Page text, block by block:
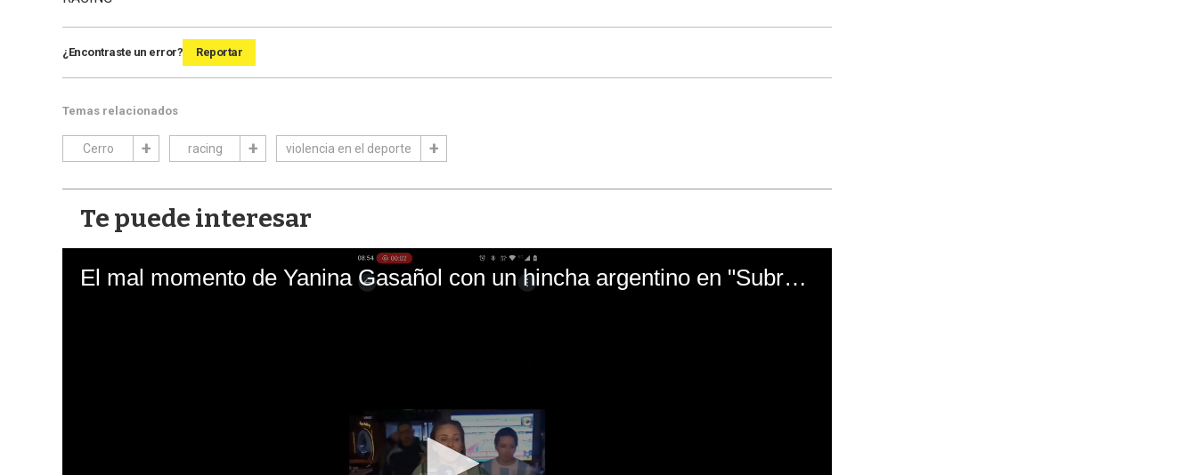
¿Encontraste un error? Reportar
Temas relacionados
Cerro racing violencia en el deporte
Te puede interesar
El mal momento de Yanina Gasañol con un hincha argentino en "Subrayado"